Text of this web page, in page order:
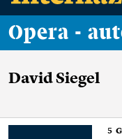
Opera -
David Siegel
5